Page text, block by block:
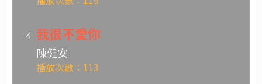
我很不愛你
陳健安
播放次數：113